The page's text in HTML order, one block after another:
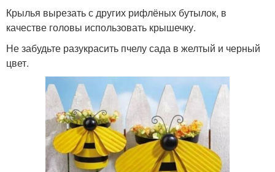
Крылья вырезать с других рифлёных бутылок, в
качестве головы использовать крышечку.
Не забудьте разукрасить пчелу сада в желтый и черный
цвет.